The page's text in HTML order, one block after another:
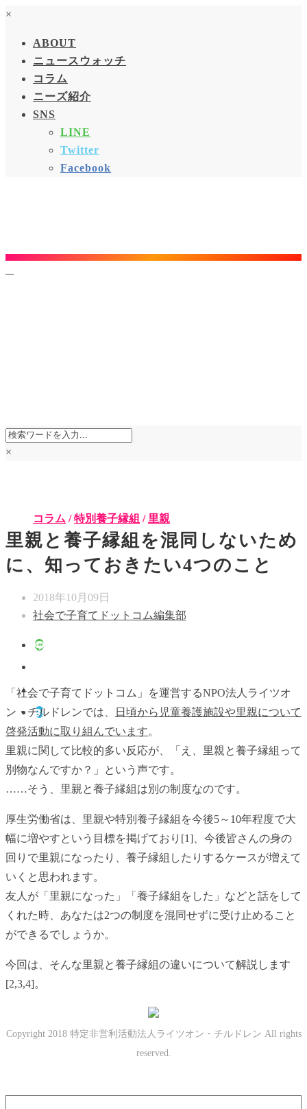
×
ABOUT
ニュースウォッチ
コラム
ニーズ紹介
SNS
LINE
Twitter
Facebook
×
コラム /特別養子縁組 / 里親
里親と養子縁組を混同しないため
に、知っておきたい4つのこと
2018年10月09日
社会で子育てドットコム編集部
「社会で子育てドットコム」を運営するNPO法人ライツオ
ン・チルドレンでは、
日頃から児童養護施設や里親について
啓発活動に取り組んでいます。
里親に関して比較的多い反応が、「え、里親と養子縁組って
別物なんですか？」という声です。
……そう、里親と養子縁組は別の制度なのです。
厚生労働省は、里親や特別養子縁組を今後5～10年程度で大
幅に増やすという目標を掲げており[1]、今後皆さんの身の
回りで里親になったり、養子縁組したりするケースが増えて
いくと思われます。
友人が「里親になった」「養子縁組をした」などと話をして
くれた時、あなたは2つの制度を混同せずに受け止めること
ができるでしょうか。
今回は、そんな里親と養子縁組の違いについて解説します
[2,3,4]。
Copyright 2018 特定非営利活動法人ライツオン・チルドレン All rights
reserved.